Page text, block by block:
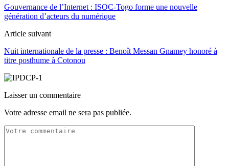
Gouvernance de l’Internet : ISOC-Togo forme une nouvelle
génération d’acteurs du numérique
Article suivant
Nuit internationale de la presse : Benoît Messan Gnamey honoré à
titre posthume à Cotonou
Laisser un commentaire
Votre adresse email ne sera pas publiée.